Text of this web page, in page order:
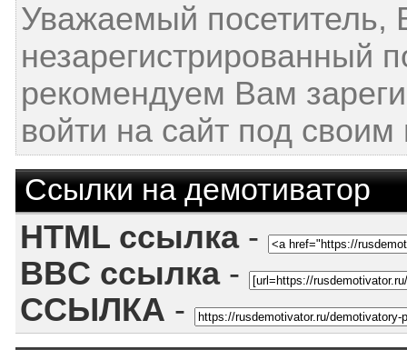
Уважаемый посетитель,
незарегистрированный
рекомендуем Вам
войти на сайт под
Ссылки на демотиватор
HTML ссылка-
BBC ссылка-
ССЫЛКА -